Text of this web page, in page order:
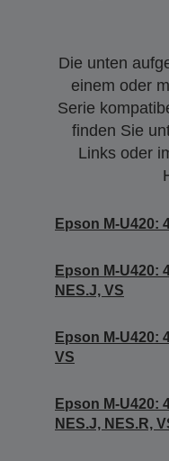
Die unten
einem oder
Serie
finden Sie
Links oder
Epson M-U420:
Epson M-U420:
NES.J, VS
Epson M-U420:
VS
Epson M-U420:
NES.J, NES.R,